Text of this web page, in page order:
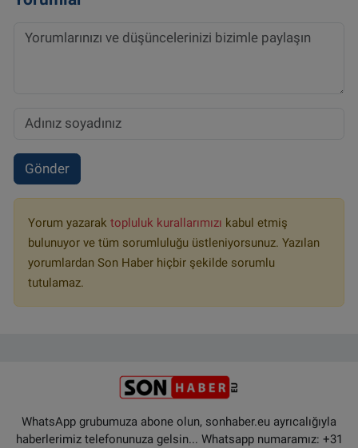
Gönder
Yorum yazarak topluluk kurallarımızı kabul etmiş
bulunuyor ve tüm sorumluluğu üstleniyorsunuz. Yazılan
yorumlardan Son Haber hiçbir şekilde sorumlu
tutulamaz.
WhatsApp grubumuza abone olun, sonhaber.eu ayrıcalığıyla
haberlerimiz telefonunuza gelsin... Whatsapp numaramız: +31